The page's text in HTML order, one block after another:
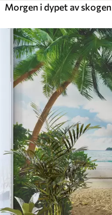
Morgen i dypet av skogen